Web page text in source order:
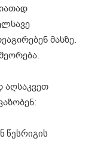
მასზე.
აღსაკვეთ
წესრიგის